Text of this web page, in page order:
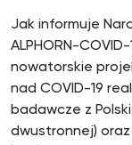
Jak informuje
ALPHORN-
nowatorskie
nad COVID-19
badawcze z
dwustronnej)